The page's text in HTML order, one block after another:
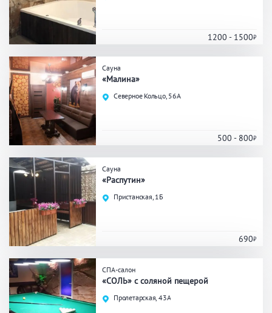
Круглосуточно
Банный комплекс
Аква-зона
Джакузи
Бассейн
Обливная кадушка
Развлечения
Бильярд
Кальян
Кухня
1200 - 1500
Сауна
«Малина»
Северное Кольцо, 56А
500 - 800
Сауна
«Распутин»
Пристанская, 1Б
690
СПА-салон
«СОЛЬ» с соляной пещерой
Пролетарская, 43А